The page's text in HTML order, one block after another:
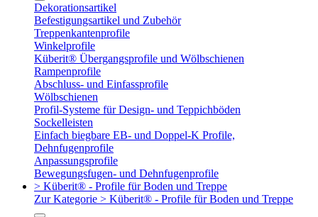
Dekorationsartikel
Befestigungsartikel und Zubehör
Treppenkantenprofile
Winkelprofile
Küberit® Übergangsprofile und Wölbschienen
Rampenprofile
Abschluss- und Einfassprofile
Wölbschienen
Profil-Systeme für Design- und Teppichböden
Sockelleisten
Einfach biegbare EB- und Doppel-K Profile,
Dehnfugenprofile
Anpassungsprofile
Bewegungsfugen- und Dehnfugenprofile
> Küberit® - Profile für Boden und Treppe
Zur Kategorie > Küberit® - Profile für Boden und Treppe